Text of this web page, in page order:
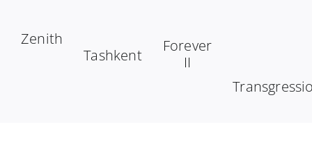
Zenith
Tashkent
Forever
II